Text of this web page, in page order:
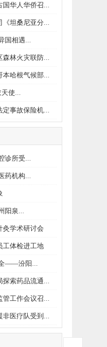
国华人华侨召...
《坦桑尼亚分...
国相遇...
森林火灾联防...
本哈根气候部...
使...
定事故保险机...
诊所受...
药机构...
阳泉...
灸学术研讨会
工体检进工地
——汾阳...
探索药品流通...
管工作会议召...
非医疗队受到...